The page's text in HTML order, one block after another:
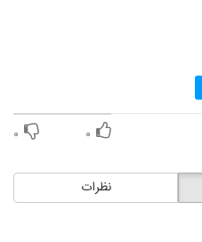
۰ ۰
نظرات